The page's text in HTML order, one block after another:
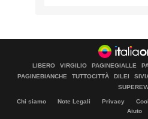
LIBERO VIRGILIO PAGINEGIALLE
PAGINEBIANCHE
TUTTOCITTÀ DILEI
Chi siamo Note Legali Privacy
Aiuto